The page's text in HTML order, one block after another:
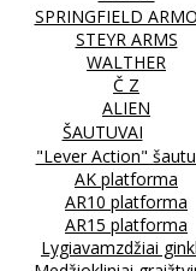
SPRINGFIELD
STEYR ARMS
WALTHER
Č Z
ALIEN
ŠAUTUVAI
"Lever Action"
AK platforma
AR10 platforma
AR15 platforma
Lygiavamzdžiai